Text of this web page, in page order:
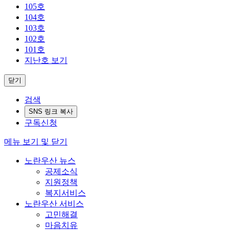
105호
104호
103호
102호
101호
지난호 보기
닫기
검색
SNS 링크 복사
구독신청
메뉴 보기 및 닫기
노란우산 뉴스
공제소식
지원정책
복지서비스
노란우산 서비스
고민해결
마음치유